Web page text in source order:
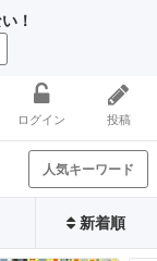
！
ログイン 投稿
人気キーワード
新着順